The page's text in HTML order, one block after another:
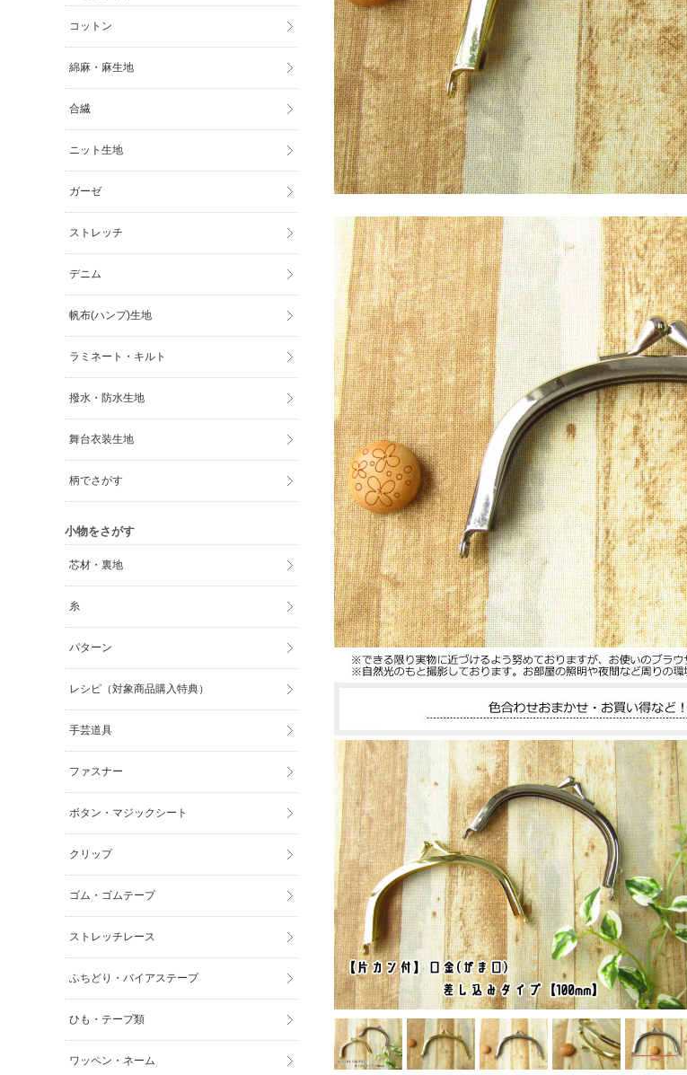
コットン
綿麻・麻生地
合繊
ニット生地
ガーゼ
ストレッチ
デニム
帆布(ハンプ)生地
ラミネート・キルト
撥水・防水生地
舞台衣装生地
柄でさがす
小物をさがす
芯材・裏地
糸
パターン
レシピ（対象商品購入特典）
手芸道具
ファスナー
ボタン・マジックシート
クリップ
ゴム・ゴムテープ
ストレッチレース
ふちどり・バイアステープ
ひも・テープ類
ワッペン・ネーム